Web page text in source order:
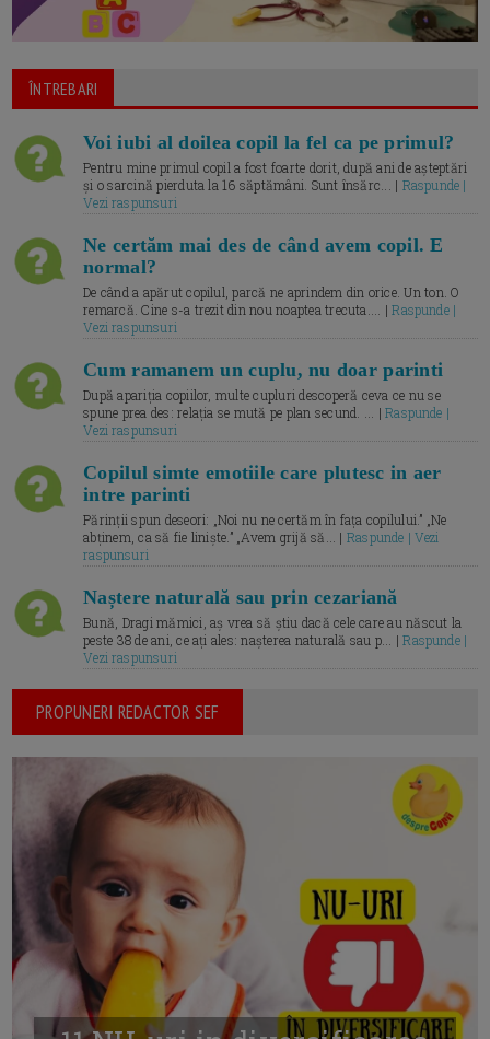
ÎNTREBARI
Voi iubi al doilea copil la fel ca pe primul?
Pentru mine primul copil a fost foarte dorit, după ani de așteptări
și o sarcină pierduta la 16 săptămâni. Sunt însărc... | Raspunde |
Vezi raspunsuri
Ne certăm mai des de când avem copil. E
normal?
De când a apărut copilul, parcă ne aprindem din orice. Un ton. O
remarcă. Cine s-a trezit din nou noaptea trecuta.... |Raspunde |
Vezi raspunsuri
Cum ramanem un cuplu, nu doar parinti
După apariția copiilor, multe cupluri descoperă ceva ce nu se
spune prea des: relația se mută pe plan secund. ... |Raspunde |
Vezi raspunsuri
Copilul simte emotiile care plutesc in aer
intre parinti
Părinții spun deseori: „Noi nu ne certăm în fața copilului.” „Ne
abținem, ca să fie liniște.” „Avem grijă să... | Raspunde | Vezi
raspunsuri
Naștere naturală sau prin cezariană
Bună, Dragi mămici, aș vrea să știu dacă cele care au născut la
peste 38 de ani, ce ați ales: nașterea naturală sau p... |Raspunde |
Vezi raspunsuri
PROPUNERI REDACTOR SEF